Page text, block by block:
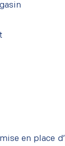
en place